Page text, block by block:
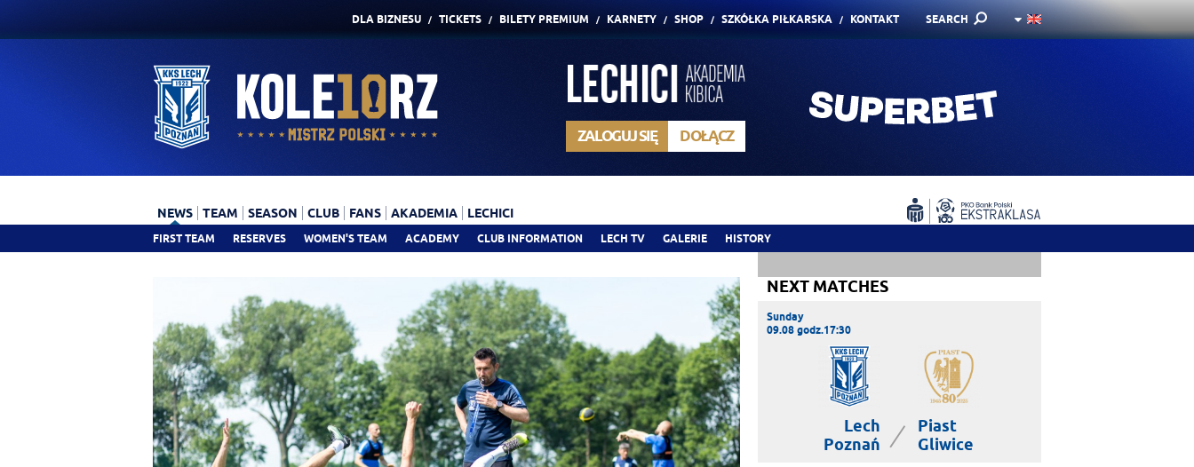
DLA BIZNESU TICKETS BILETY PREMIUM KARNETY SHOP SZKÓŁKA PIŁKARSKA KONTAKT SEARCH
ZALOGUJ SIĘ DOŁĄCZ
NEWS
FIRST TEAM RESERVES WOMEN'S TEAM ACADEMY CLUB INFORMATION LECH TV GALERIE HISTORY
TEAM SEASON CLUB FANS AKADEMIA LECHICI
NEXT MATCHES
Sunday
09.08 godz.17:30
Lech
Poznań
|
Piast
Gliwice